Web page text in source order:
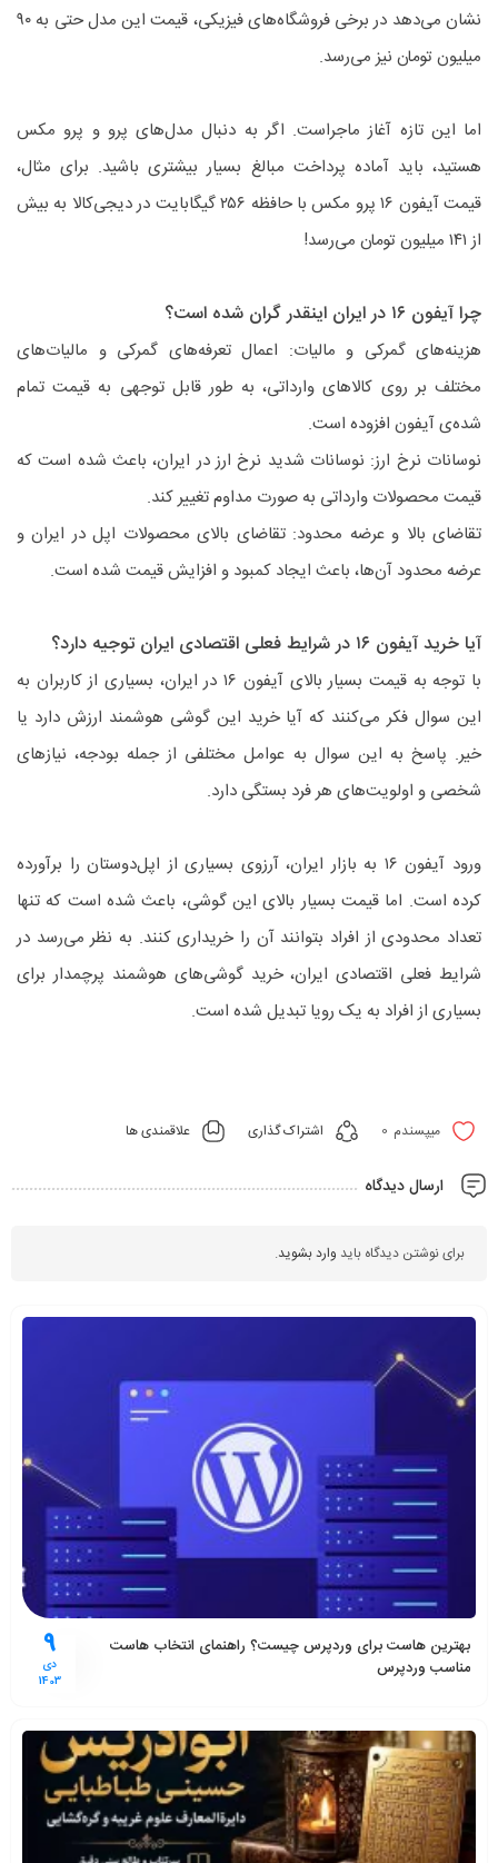
نشان می‌دهد در برخی فروشگاه‌های فیزیکی، قیمت این مدل حتی به ۹۰
میلیون تومان نیز می‌رسد.
اما این تازه آغاز ماجراست. اگر به دنبال مدل‌های پرو و پرو مکس
هستید، باید آماده پرداخت مبالغ بسیار بیشتری باشید. برای مثال،
قیمت آیفون ۱۶ پرو مکس با حافظه ۲۵۶ گیگابایت در دیجی‌کالا به بیش
از ۱۴۱ میلیون تومان می‌رسد!
چرا آیفون ۱۶ در ایران اینقدر گران شده است؟
هزینه‌های گمرکی و مالیات: اعمال تعرفه‌های گمرکی و مالیات‌های
مختلف بر روی کالاهای وارداتی، به طور قابل توجهی به قیمت تمام
شده‌ی آیفون افزوده است.
نوسانات نرخ ارز: نوسانات شدید نرخ ارز در ایران، باعث شده است که
قیمت محصولات وارداتی به صورت مداوم تغییر کند.
تقاضای بالا و عرضه محدود: تقاضای بالای محصولات اپل در ایران و
عرضه محدود آن‌ها، باعث ایجاد کمبود و افزایش قیمت شده است.
آیا خرید آیفون ۱۶ در شرایط فعلی اقتصادی ایران توجیه دارد؟
با توجه به قیمت بسیار بالای آیفون ۱۶ در ایران، بسیاری از کاربران به
این سوال فکر می‌کنند که آیا خرید این گوشی هوشمند ارزش دارد یا
خیر. پاسخ به این سوال به عوامل مختلفی از جمله بودجه، نیازهای
شخصی و اولویت‌های هر فرد بستگی دارد.
ورود آیفون ۱۶ به بازار ایران، آرزوی بسیاری از اپل‌دوستان را برآورده
کرده است. اما قیمت بسیار بالای این گوشی، باعث شده است که تنها
تعداد محدودی از افراد بتوانند آن را خریداری کنند. به نظر می‌رسد در
شرایط فعلی اقتصادی ایران، خرید گوشی‌های هوشمند پرچمدار برای
بسیاری از افراد به یک رویا تبدیل شده است.
میپسندم 0 اشتراک گذاری علاقمندی ها
ارسال دیدگاه
برای نوشتن دیدگاه باید وارد بشوید.
9
دی
1403
بهترین هاست برای وردپرس چیست؟ راهنمای انتخاب هاست
مناسب وردپرس